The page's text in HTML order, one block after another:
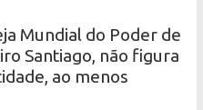
Mundial do Poder de
Santiago, não figura
ao menos